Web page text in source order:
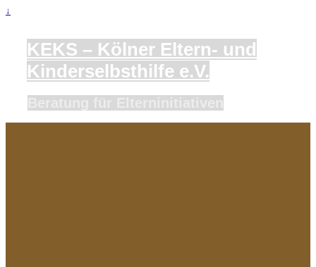
↓
KEKS – Kölner Eltern- und
Kinderselbsthilfe e.V.